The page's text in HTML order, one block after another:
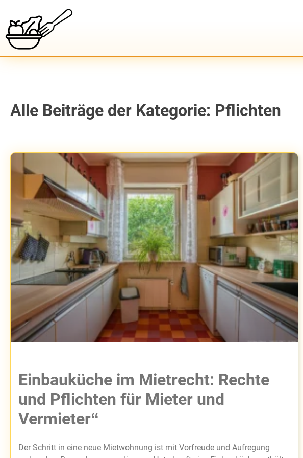
Alle Beiträge der Kategorie: Pflichten
Einbauküche im Mietrecht: Rechte
und Pflichten für Mieter und
Vermieter“
Der Schritt in eine neue Mietwohnung ist mit Vorfreude und Aufregung